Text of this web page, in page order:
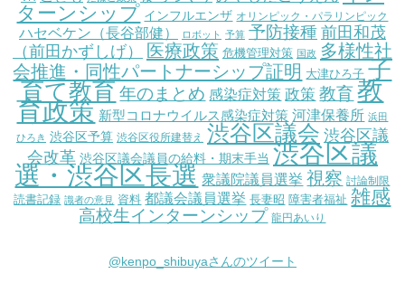
ターンシップ インフルエンザ オリンピック・パラリンピック
ハセベケン（長谷部健） ロボット 予算 予防接種 前田和茂
（前田かずしげ）
医療政策 危機管理対策 国政 多様性社
会推進・同性パートナーシップ証明 大津ひろ子 子
育て教育 年のまとめ 感染症対策 政策 教育 教
育政策 新型コロナウイルス感染症対策 河津保養所 浜田
ひろき 渋谷区予算 渋谷区役所建替え 渋谷区議会 渋谷区議
会改革 渋谷区議会議員の給料・期末手当 渋谷区議
選・渋谷区長選 衆議院議員選挙 視察 討論制限
読書記録 識者の意見 資料 都議会議員選挙 長妻昭 障害者福祉 雑感
高校生インターンシップ 龍円あいり
@kenpo_shibuyaさんのツイート